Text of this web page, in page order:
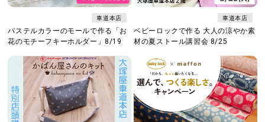
車道本店
パステルカラーのモールで作る「お
花のモチーフキーホルダー」8/19
車道本店
ベビーロックで作る 大人の涼やか素
材の夏ストール講習会 8/25